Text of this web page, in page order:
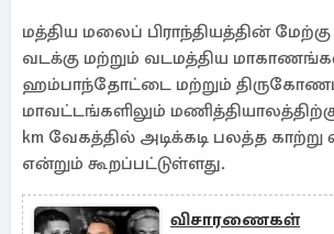
மத்திய மலைப் பிராந்தியத்தின் மேற்கு
வடக்கு மற்றும் வடமத்திய
ஹம்பாந்தோட்டை மற்றும்
மாவட்டங்களிலும் மணித்தியாலத்திற்கு
km வேகத்தில் அடிக்கடி பலத்த காற்று
என்றும் கூறப்பட்டுள்ளது.
விசாரணைகள்